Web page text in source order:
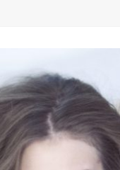
REPOSICIONAMENTO
ONDE TUDO RECOMEÇA
MARSHELL: ENTRE
DE JOÃO VICTOR
DO QUE ASSISTIR NO